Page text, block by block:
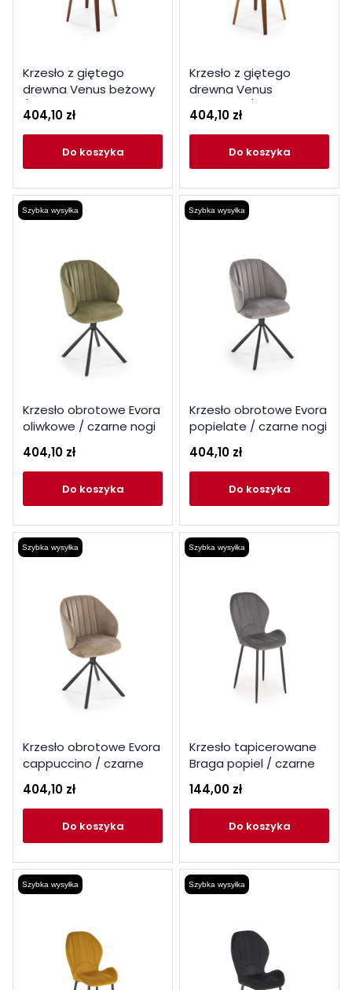
Krzesło z giętego
drewna Venus beżowy
404,10 zł
do koszyka
Krzesło z giętego
drewna Venus
404,10 zł
do koszyka
Szybka wysyłka
Krzesło obrotowe Evora
oliwkowe / czarne nogi
404,10 zł
do koszyka
Szybka wysyłka
Krzesło obrotowe Evora
popielate / czarne nogi
404,10 zł
do koszyka
Szybka wysyłka
Krzesło obrotowe Evora
cappuccino / czarne
404,10 zł
do koszyka
Szybka wysyłka
Krzesło tapicerowane
Braga popiel / czarne
144,00 zł
do koszyka
Szybka wysyłka Szybka wysyłka